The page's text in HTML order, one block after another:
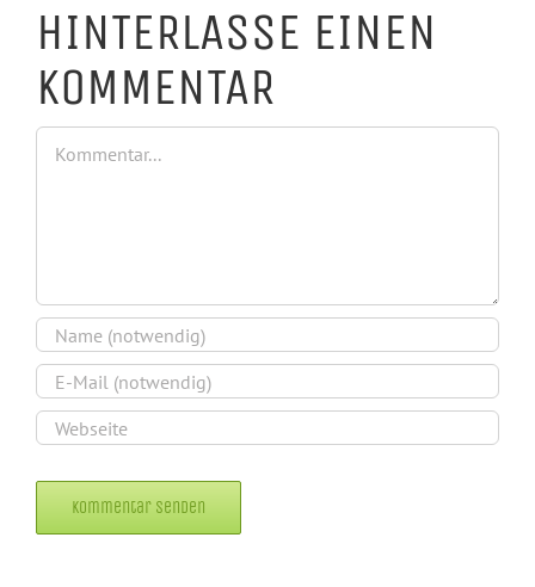
HINTERLASSE EINEN
KOMMENTAR
Kommentar